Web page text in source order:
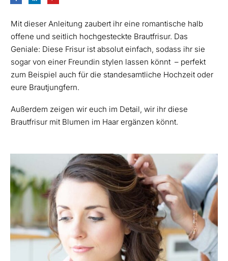
Mit dieser Anleitung zaubert ihr eine romantische halb
offene und seitlich hochgesteckte Brautfrisur. Das
Geniale: Diese Frisur ist absolut einfach, sodass ihr sie
sogar von einer Freundin stylen lassen könnt – perfekt
zum Beispiel auch für die standesamtliche Hochzeit oder
eure Brautjungfern.
Außerdem zeigen wir euch im Detail, wir ihr diese
Brautfrisur mit Blumen im Haar ergänzen könnt.